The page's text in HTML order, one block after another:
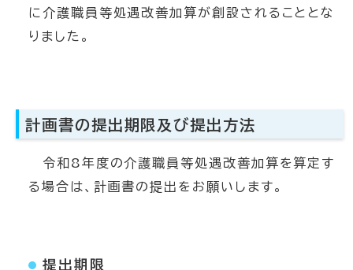
に介護職員等処遇改善加算が創設されることとな
りました。
計画書の提出期限及び提出方法
令和8年度の介護職員等処遇改善加算を算定す
る場合は、計画書の提出をお願いします。
提出期限